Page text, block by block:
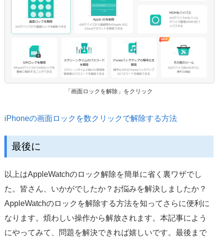
「画面ロックを解除」をクリック
iPhoneの画面ロックを数クリックで解除する方法
最後に
以上はAppleWatchのロック解除を簡単に省く裏ワザでし
た。皆さん、いかがでしたか？お悩みを解決しましたか？
AppleWatchのロックを解除する方法を知ってさらに便利に
なります。煩わしい操作から解放されます。本記事によう
にやってみて、問題を解決できれば嬉しいです。最後まで